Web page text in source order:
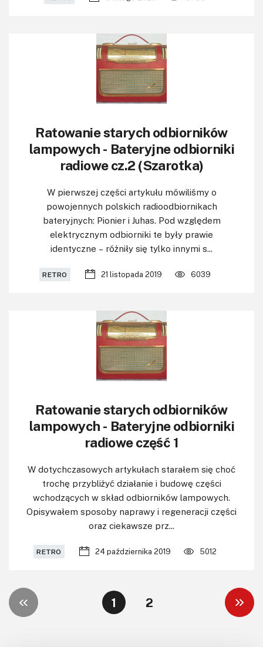
Ratowanie starych odbiorników
lampowych - Bateryjne odbiorniki
radiowe cz.2 (Szarotka)
W pierwszej części artykułu mówiliśmy o
powojennych polskich radioodbiornikach
bateryjnych: Pionier i Juhas. Pod względem
elektrycznym odbiorniki te były prawie
identyczne – różniły się tylko innymi s...
RETRO 21 listopada 2019 6039
Ratowanie starych odbiorników
lampowych - Bateryjne odbiorniki
radiowe część 1
W dotychczasowych artykułach starałem się choć
trochę przybliżyć działanie i budowę części
wchodzących w skład odbiorników lampowych.
Opisywałem sposoby naprawy i regeneracji części
oraz ciekawsze prz...
RETRO 24 października 2019 5012
1 2